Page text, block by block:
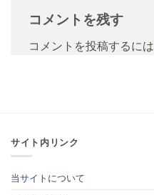
コメントを残す
コメントを投稿するには
サイト内リンク
当サイトについて